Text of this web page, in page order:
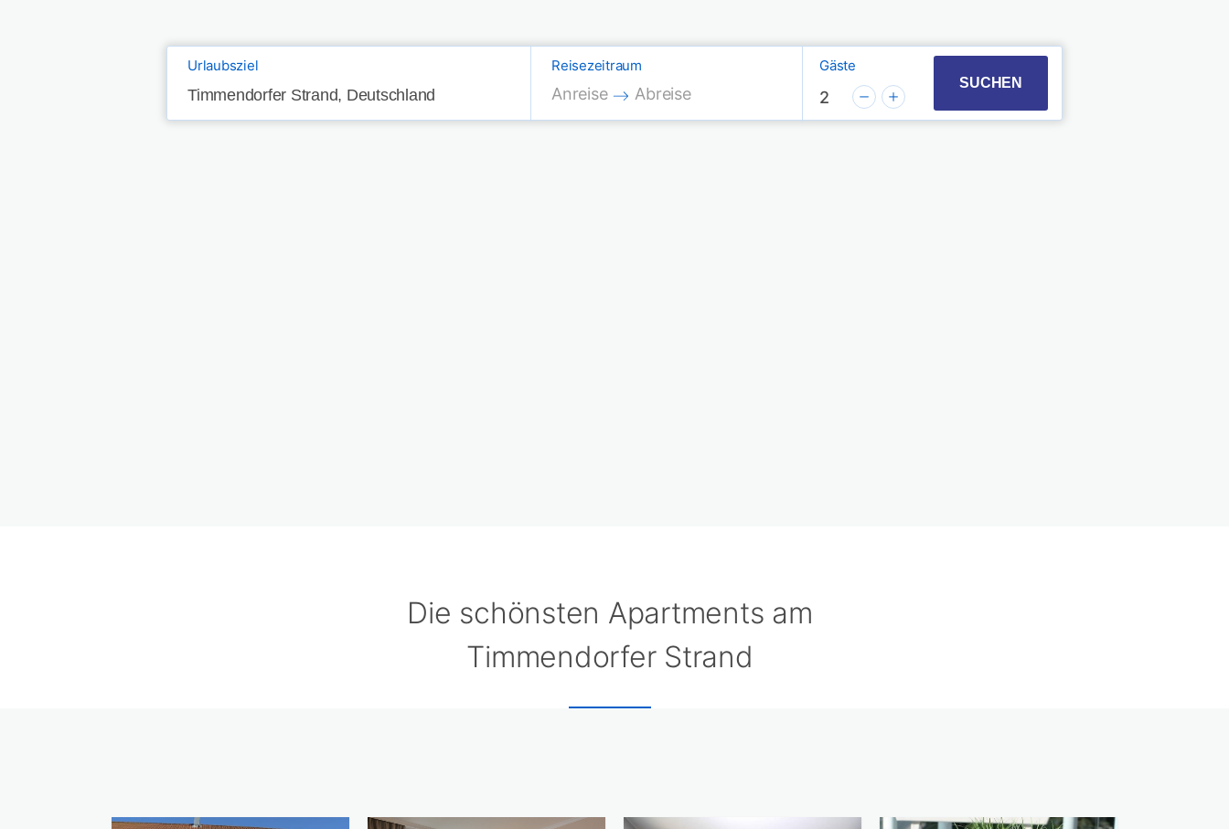
Urlaubsziel Reisezeitraum
Press the down arrow key to interact with the calendar and select a date. Press the
Anreise
Press the down arrow key to interact with the calendar and select a date.
Abreise
Gäste
2
SUCHEN
Die schönsten Apartments am
Timmendorfer Strand